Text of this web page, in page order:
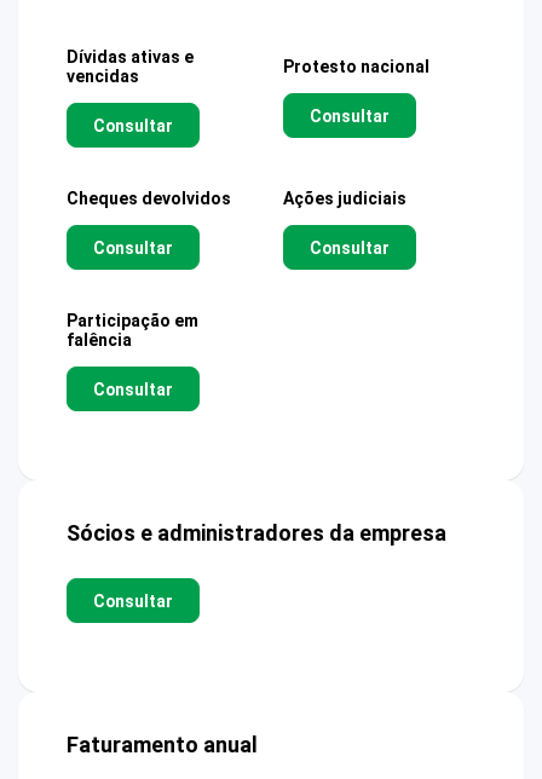
Dívidas ativas e
vencidas
Consultar
Protesto nacional
Consultar
Cheques devolvidos
Consultar
Ações judiciais
Consultar
Participação em
falência
Consultar
Sócios e administradores da empresa
Consultar
Faturamento anual